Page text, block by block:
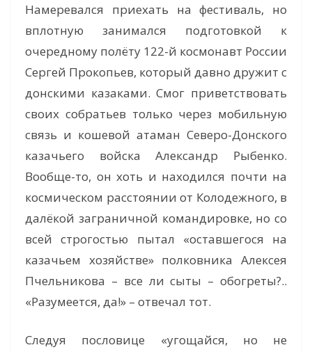
Намеревался приехать на фестиваль, но
вплотную занимался подготовкой к
очередному полёту 122-й космонавт России
Сергей Прокопьев, который давно дружит с
донскими казаками. Смог приветствовать
своих собратьев только через мобильную
связь и кошевой атаман Северо-Донского
казачьего войска Александр Рыбенко.
Вообще-то, он хоть и находился почти на
космическом расстоянии от Колодежного, в
далёкой заграничной командировке, но со
всей строгостью пытал «оставшегося на
казачьем хозяйстве» полковника Алексея
Пчельникова – все ли сыты – обогреты?..
«Разумеется, да!» – отвечал тот.
Следуя пословице «угощайся, но не